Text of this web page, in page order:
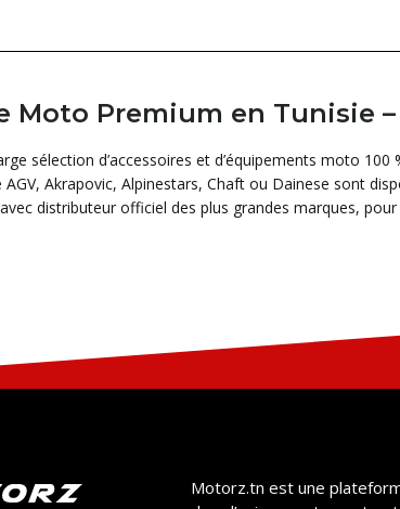
Moto Premium en Tunisie
sélection d’accessoires et d’équipements moto
Akrapovic, Alpinestars, Chaft ou Dainese sont
distributeur officiel des plus grandes marques,
Motorz.tn est une